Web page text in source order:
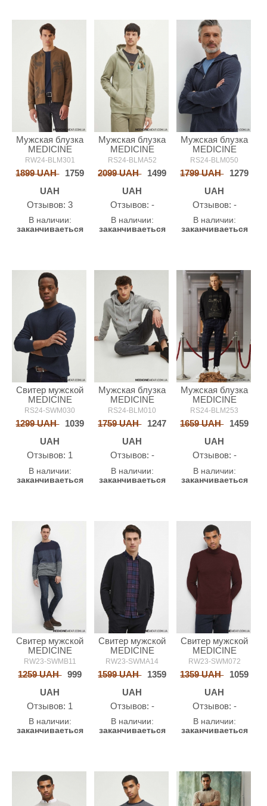
Мужская блузка
MEDICINE
RW24-BLM301
1899 UAH
1759
UAH
Oтзывов: 3
В наличии:
заканчиваеться
Мужская блузка
MEDICINE
RS24-BLMA52
2099 UAH
1499
UAH
Oтзывов: -
В наличии:
заканчиваеться
Мужская блузка
MEDICINE
RS24-BLM050
1799 UAH
1279
UAH
Oтзывов: -
В наличии:
заканчиваеться
Свитер мужской
MEDICINE
RS24-SWM030
1299 UAH
1039
UAH
Oтзывов: 1
В наличии:
заканчиваеться
Мужская блузка
MEDICINE
RS24-BLM010
1759 UAH
1247
UAH
Oтзывов: -
В наличии:
заканчиваеться
Мужская блузка
MEDICINE
RS24-BLM253
1659 UAH
1459
UAH
Oтзывов: -
В наличии:
заканчиваеться
Свитер мужской
MEDICINE
RW23-SWMB11
1259 UAH
999
UAH
Oтзывов: 1
В наличии:
заканчиваеться
Свитер мужской
MEDICINE
RW23-SWMA14
1599 UAH
1359
UAH
Oтзывов: -
В наличии:
заканчиваеться
Свитер мужской
MEDICINE
RW23-SWM072
1359 UAH
1059
UAH
Oтзывов: -
В наличии:
заканчиваеться